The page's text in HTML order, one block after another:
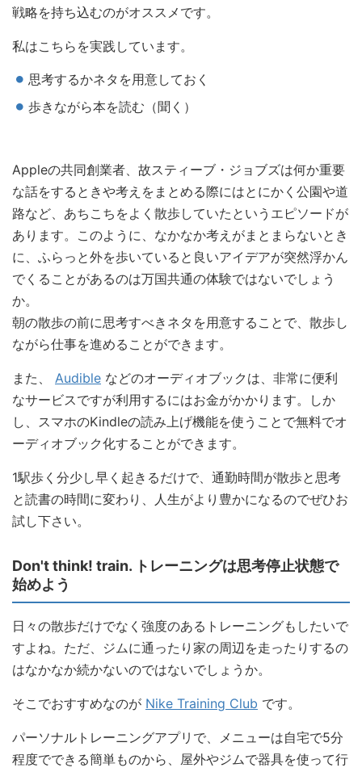
戦略を持ち込むのがオススメです。
私はこちらを実践しています。
思考するかネタを用意しておく
歩きながら本を読む（聞く）
Appleの共同創業者、故スティーブ・ジョブズは何か重要
な話をするときや考えをまとめる際にはとにかく公園や道
路など、あちこちをよく散歩していたというエピソードが
あります。このように、なかなか考えがまとまらないとき
に、ふらっと外を歩いていると良いアイデアが突然浮かん
でくることがあるのは万国共通の体験ではないでしょう
か。
朝の散歩の前に思考すべきネタを用意することで、散歩し
ながら仕事を進めることができます。
また、 Audible などのオーディオブックは、非常に便利
なサービスですが利用するにはお金がかかります。しか
し、スマホのKindleの読み上げ機能を使うことで無料でオ
ーディオブック化することができます。
1駅歩く分少し早く起きるだけで、通勤時間が散歩と思考
と読書の時間に変わり、人生がより豊かになるのでぜひお
試し下さい。
Don't think! train. トレーニングは思考停止状態で
始めよう
日々の散歩だけでなく強度のあるトレーニングもしたいで
すよね。ただ、ジムに通ったり家の周辺を走ったりするの
はなかなか続かないのではないでしょうか。
そこでおすすめなのが Nike Training Club です。
パーソナルトレーニングアプリで、メニューは自宅で5分
程度でできる簡単ものから、屋外やジムで器具を使って行